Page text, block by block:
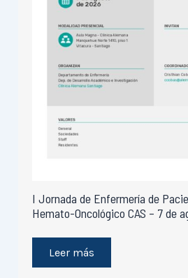
I Jornada de Enfermería de
Hemato-Oncológico CAS – 7 de
Leer más